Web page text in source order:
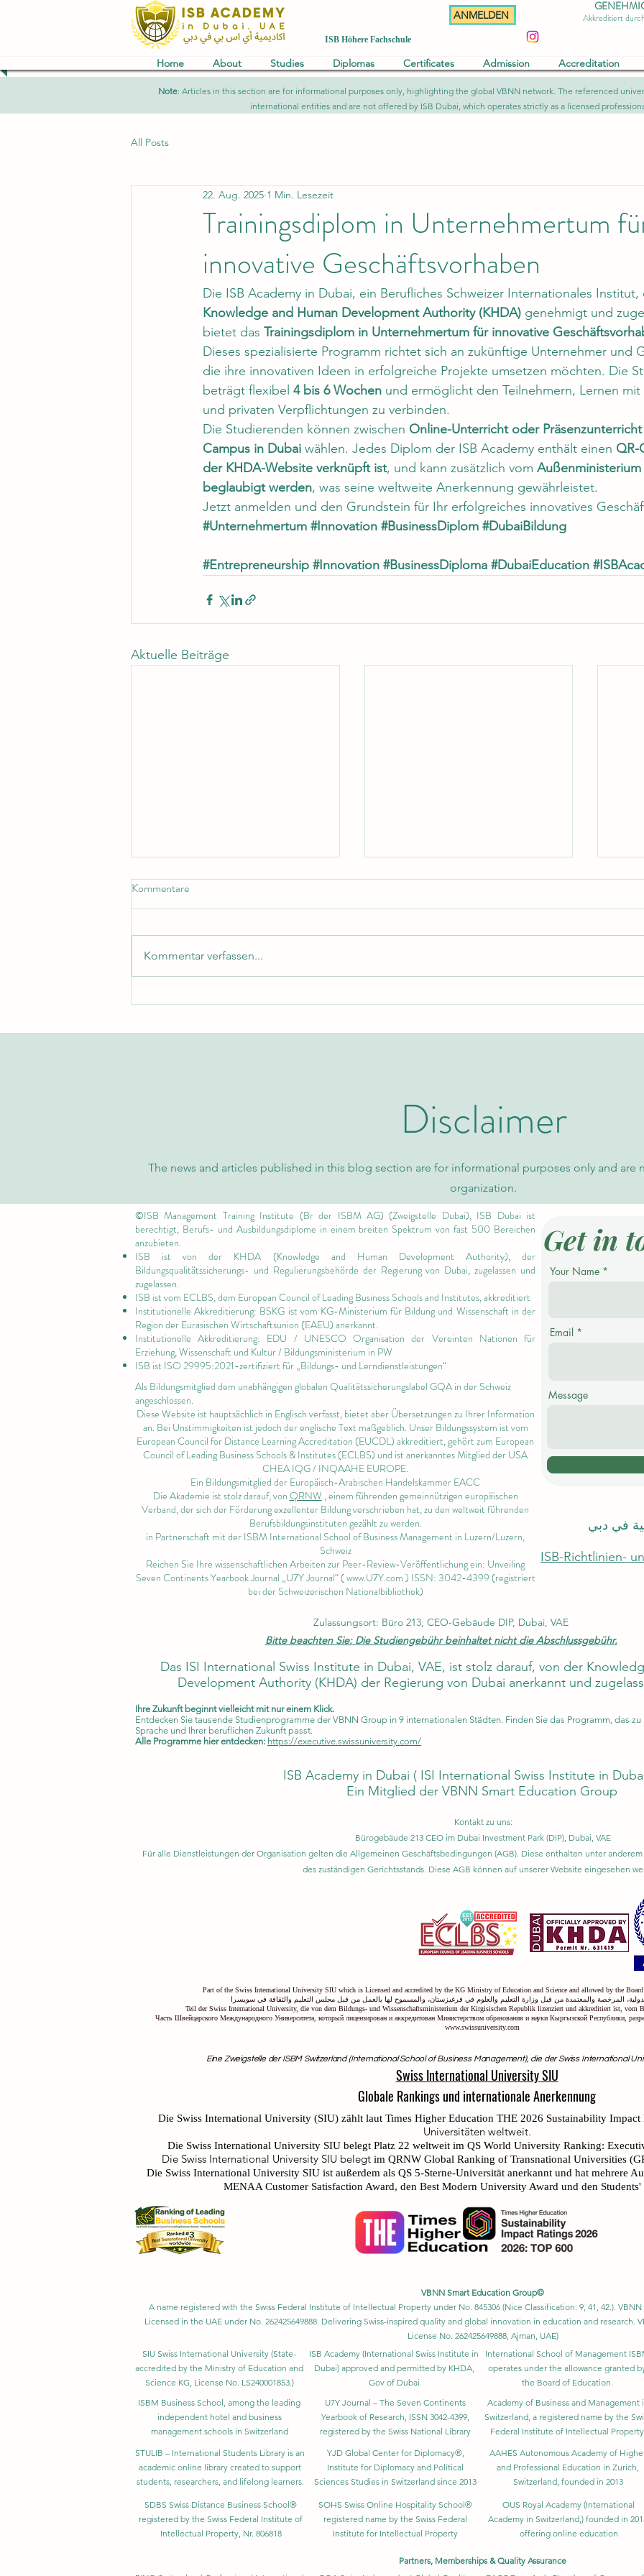
ANMELDEN
ISB Höhere Fachschule
Akkreditiert
Home About Studies Diplomas Certificates Admission Accreditation
Note: Articles in this section are for informational purposes only, highlighting the global VBNN network. The referenced
international entities and are not offered by ISB Dubai, which operates strictly as a licensed
All Posts
Trainingsdiplom in Unternehmertum
innovative Geschäftsvorhaben
22. Aug. 2025 1 Min. Lesezeit
Die ISB Academy in Dubai, ein Berufliches Schweizer Internationales Institut,
Knowledge and Human Development Authority (KHDA) genehmigt und
bietet das Trainingsdiplom in Unternehmertum für innovative
Dieses spezialisierte Programm richtet sich an zukünftige Unternehmer und
die ihre innovativen Ideen in erfolgreiche Projekte umsetzen möchten. Die
beträgt flexibel 4 bis 6 Wochen und ermöglicht den Teilnehmern, Lernen
und privaten Verpflichtungen zu verbinden.
Die Studierenden können zwischen Online-Unterricht oder
Campus in Dubai wählen. Jedes Diplom der ISB Academy enthält einen QR-
der KHDA-Website verknüpft ist, und kann zusätzlich vom Außenministerium
beglaubigt werden, was seine weltweite Anerkennung gewährleistet.
Jetzt anmelden und den Grundstein für Ihr erfolgreiches innovatives
#Unternehmertum #Innovation #BusinessDiplom #DubaiBildung
#Entrepreneurship #Innovation #BusinessDiploma #DubaiEducation
Aktuelle Beiträge
Exzellenz und Nachhaltigkeit:
Universität die globalen
Erforschung der
probabilistischen Datenmodellen
Kommentare
Kommentar verfassen...
Disclaimer
The news and articles published in this blog section are for informational purposes only and
organization.
©ISB Management Training Institute (Br der ISBM AG) (Zweigstelle Dubai), ISB Dubai ist
berechtigt, Berufs- und Ausbildungsdiplome in einem breiten Spektrum von fast 500 Bereichen
anzubieten.
ISB ist vonder KHDA (Knowledge and Human Development Authority),der
Bildungsqualitätssicherungs- und Regulierungsbehörde der Regierung von Dubai, zugelassen und
zugelassen.
ISB ist vom ECLBS, dem European Council of Leading Business Schools and Institutes,akkreditiert
Institutionelle Akkreditierung: BSKG ist vom KG-Ministerium für Bildung und Wissenschaft in der
Region der Eurasischen Wirtschaftsunion (EAEU) anerkannt.
Institutionelle Akkreditierung: EDU / UNESCO Organisation der Vereinten Nationen für
Erziehung, Wissenschaft und Kultur / Bildungsministerium in PW
ISB ist ISO 29995:2021-zertifiziert für „Bildungs- und Lerndienstleistungen“
Als Bildungsmitglied dem unabhängigen globalen Qualitätssicherungslabel GQA in der Schweiz
angeschlossen.
Diese Website ist hauptsächlich in Englisch verfasst, bietet aber Übersetzungen zu Ihrer Information
an. Bei Unstimmigkeiten ist jedoch der englische Text maßgeblich. Unser Bildungssystem ist vom
European Council for Distance Learning Accreditation (EUCDL) akkreditiert, gehört zum European
Council of Leading Business Schools & Institutes (ECLBS) und ist anerkanntes Mitglied der USA
CHEA IQG / INQAAHE EUROPE.
Ein Bildungsmitglied der Europäisch-Arabischen Handelskammer EACC
Die Akademie ist stolz darauf, von QRNW , einem führenden gemeinnützigen europäischen
Verband, der sich der Förderung exzellenter Bildung verschrieben hat, zu den weltweit führenden
Berufsbildungsinstituten gezählt zu werden.
in Partnerschaft mit der ISBM International School of Business Management in Luzern/Luzern,
Schweiz
Reichen Sie Ihre wissenschaftlichen Arbeiten zur Peer-Review-Veröffentlichung ein: Unveiling
Seven Continents Yearbook Journal „U7Y Journal“ (www.U7Y.com ) ISSN: 3042-4399 (registriert
bei der Schweizerischen Nationalbibliothek)
Get in
Your Name
Email
Message
في دبي
ISB-Richtlinien-
Zulassungsort: Büro 213, CEO-Gebäude DIP, Dubai, VAE
Bitte beachten Sie: Die Studiengebühr beinhaltet nicht die Abschlussgebühr.
Das ISI International Swiss Institute in Dubai, VAE, ist stolz darauf, von der
Development Authority (KHDA) der Regierung von Dubai anerkannt und
Ihre Zukunft beginnt vielleicht mit nur einem Klick.
Entdecken Sie tausende Studienprogramme der VBNN Group in 9 internationalen Städten. Finden Sie das Programm, das zu
Sprache und Ihrer beruflichen Zukunft passt.
Alle Programme hier entdecken: https://executive.swissuniversity.com/
ISB Academy in Dubai ( ISI International Swiss Institute in
Ein Mitglied der VBNN Smart Education Group
Kontakt zu uns:
Bürogebäude 213 CEO im Dubai Investment Park (DIP), Dubai, VAE
Für alle Dienstleistungen der Organisation gelten die Allgemeinen Geschäftsbedingungen (AGB). Diese enthalten unter
des zuständigen Gerichtsstands. Diese AGB können auf unserer Website eingesehen
Part of the Swiss International University SIU which is Licensed and accredited by the KG Ministry of Education and Science and allowed by the
المرخصة والمعتمدة من قبل وزارة التعليم والعلوم في قرغيزستان، والمسموح لها بالعمل من قبل مجلس التعليم والثقافة في سويسرا
Teil der Swiss International University, die von dem Bildungs- und Wissenschaftsministerium der Kirgisischen Republik lizenziert und akkreditiert ist, vom
Часть Швейцарского Международного Университета, который лицензирован и аккредитован Министерством образования и науки Кыргызской Республики,
www.swissuniversity.com
Eine Zweigstelle der ISBM Switzerland (International School of Business Management), die der Swiss International
Swiss International University SIU
Globale Rankings und internationale Anerkennung
Die Swiss International University (SIU) zählt laut Times Higher Education THE 2026 Sustainability Impact
Universitäten weltweit.
Die Swiss International University SIU belegt Platz 22 weltweit im QS World University Ranking:
Die Swiss International University SIU belegt im QRNW Global Ranking of Transnational Universities
Die Swiss International University SIU ist außerdem als QS 5-Sterne-Universität anerkannt und hat mehrere
MENAA Customer Satisfaction Award, den Best Modern University Award und den Students'
VBNN Smart Education Group©
A name registered with the Swiss Federal Institute of Intellectual Property under No. 845306 (Nice Classification: 9, 41, 42.).
Licensed in the UAE under No. 262425649888. Delivering Swiss-inspired quality and global innovation in education and research.
License No. 262425649888, Ajman, UAE)
SIU Swiss International University (State-
accredited by the Ministry of Education and
Science KG, License No. LS240001853.)
ISB Academy (International Swiss Institute in
Dubai) approved and permitted by KHDA,
Gov of Dubai
International School of Management
operates under the allowance granted
the Board of Education.
ISBM Business School, among the leading
independent hotel and business
management schools in Switzerland
U7Y Journal – The Seven Continents
Yearbook of Research, ISSN 3042-4399,
registered by the Swiss National Library
Academy of Business and Management
Switzerland, a registered name by the
Federal Institute of Intellectual
STULIB – International Students Library is an
academic online library created to support
students, researchers, and lifelong learners.
YJD Global Center for Diplomacy®,
Institute for Diplomacy and Political
Sciences Studies in Switzerland since 2013
AAHES Autonomous Academy of
and Professional Education in Zurich,
Switzerland, founded in 2013
SDBS Swiss Distance Business School®
registered by the Swiss Federal Institute of
Intellectual Property, Nr. 806818
SOHS Swiss Online Hospitality School®
registered name by the Swiss Federal
Institute for Intellectual Property​
OUS Royal Academy (International
Academy in Switzerland,) founded in
offering online education
Partners, Memberships & Quality Assurance